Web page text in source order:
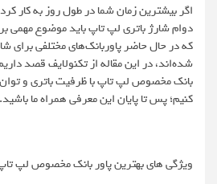
اگر بیشترین زمان شما در طول روز به کار
دوام شارژ باتری لپ تاپ باید موضوع مهمی
که در حال حاضر پاوربانک‌های مختلفی برای
شده‌اند، در این مقاله از تکنولایف قصد داریم
بانک مخصوص لپ تاپ با ظرفیت باتری و
کنیم؛ پس تا پایان این معرفی همراه ما باشید.
ویژگی های بهترین پاور بانک مخصوص لپ